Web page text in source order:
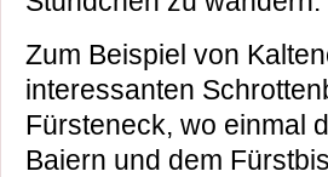
Zum Beispiel von
interessanten
Fürsteneck, wo einmal
Baiern und dem